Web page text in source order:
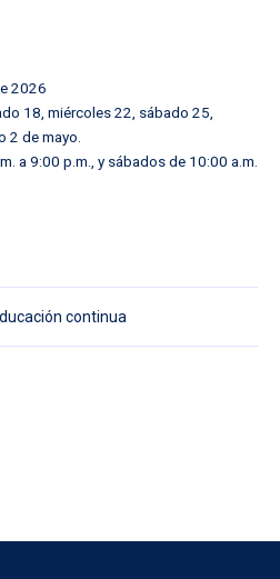
continua
2026
18, miércoles 22, sábado 25,
2 de mayo.
a 9:00 p.m., y sábados de 10:00 a.m.